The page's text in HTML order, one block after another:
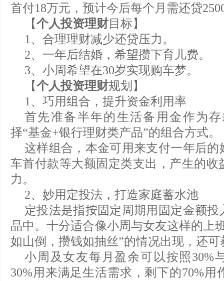
首付18万元，预计今后每个月需还贷
【个人投资理财目标】
1、合理理财减少还贷压力。
2、一年后结婚，希望攒下育儿费。
3、小周希望在30岁实现购车梦。
【个人投资理财规划】
1、巧用组合，提升资金利用率
首先准备半年的生活备用金作为
择“基金+银行理财类产品”的组合方式。
这样组合，本金可用来支付一年后
车首付款等大额固定类支出，产生的收
力。
2、妙用定投法，打造家庭蓄水池
定投法是指按固定周期用固定金额
品中。十分适合像小周与女友这样的上
如山倒，攒钱如抽丝”的情况出现，还
小周及女友每月盈余可以按照30%
30%用来满足生活需求，剩下的70%